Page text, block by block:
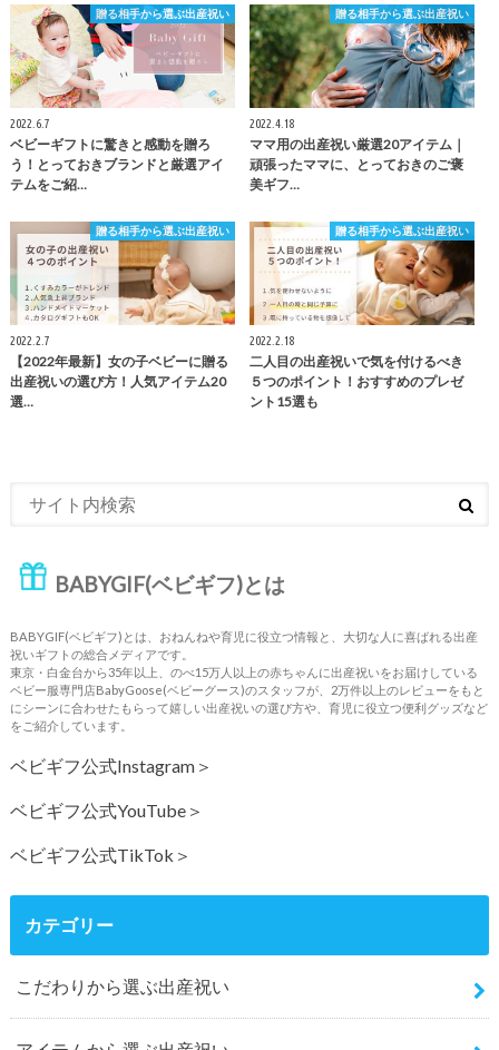
贈る相手から選ぶ出産祝い
2022.6.7
ベビーギフトに驚きと感動を贈ろ
う！とっておきブランドと厳選アイ
テムをご紹…
贈る相手から選ぶ出産祝い
2022.4.18
ママ用の出産祝い厳選20アイテム｜
頑張ったママに、とっておきのご褒
美ギフ…
贈る相手から選ぶ出産祝い
2022.2.7
【2022年最新】女の子ベビーに贈る
出産祝いの選び方！人気アイテム20
選…
贈る相手から選ぶ出産祝い
2022.2.18
二人目の出産祝いで気を付けるべき
５つのポイント！おすすめのプレゼ
ント15選も
BABYGIF(ベビギフ)とは
BABYGIF(ベビギフ)とは、おねんねや育児に役立つ情報と、大切な人に喜ばれる出産
祝いギフトの総合メディアです。
東京・白金台から35年以上、のべ15万人以上の赤ちゃんに出産祝いをお届けしている
ベビー服専門店BabyGoose(ベビーグース)のスタッフが、2万件以上のレビューをもと
にシーンに合わせたもらって嬉しい出産祝いの選び方や、育児に役立つ便利グッズなど
をご紹介しています。
ベビギフ公式Instagram＞
ベビギフ公式YouTube＞
ベビギフ公式TikTok＞
カテゴリー
こだわりから選ぶ出産祝い